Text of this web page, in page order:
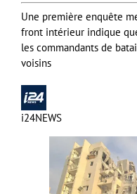
Une première enquête
front intérieur indique
les commandants de
voisins
i24NEWS